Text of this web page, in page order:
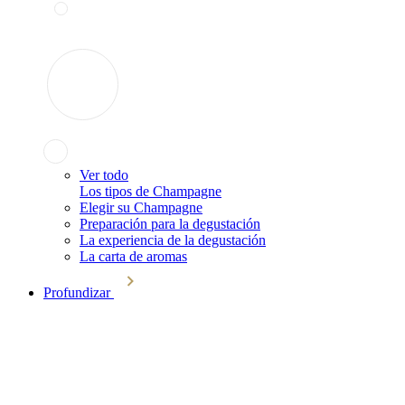
Ver todo
Los tipos de Champagne
Elegir su Champagne
Preparación para la degustación
La experiencia de la degustación
La carta de aromas
Profundizar